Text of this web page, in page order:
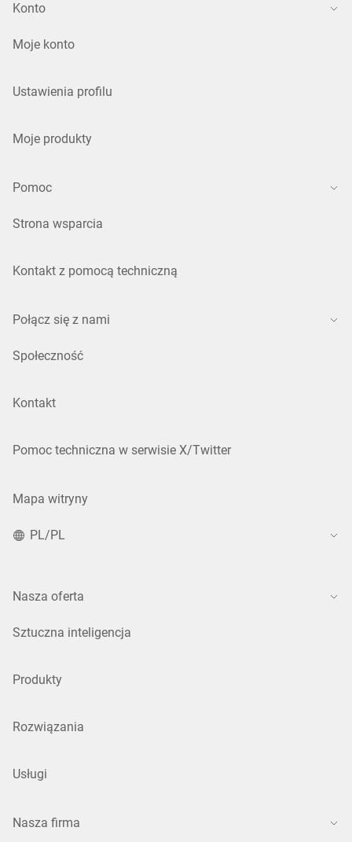
Konto
Moje konto
Ustawienia profilu
Moje produkty
Pomoc
Strona wsparcia
Kontakt z pomocą techniczną
Połącz się z nami
Społeczność
Kontakt
Pomoc techniczna w serwisie X/Twitter
Mapa witryny
PL/PL
Nasza oferta
Sztuczna inteligencja
Produkty
Rozwiązania
Usługi
Nasza firma